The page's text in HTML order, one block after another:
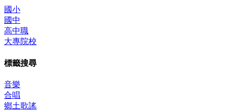
國小
國中
高中職
大專院校
標籤搜尋
音樂
合唱
鄉土歌謠